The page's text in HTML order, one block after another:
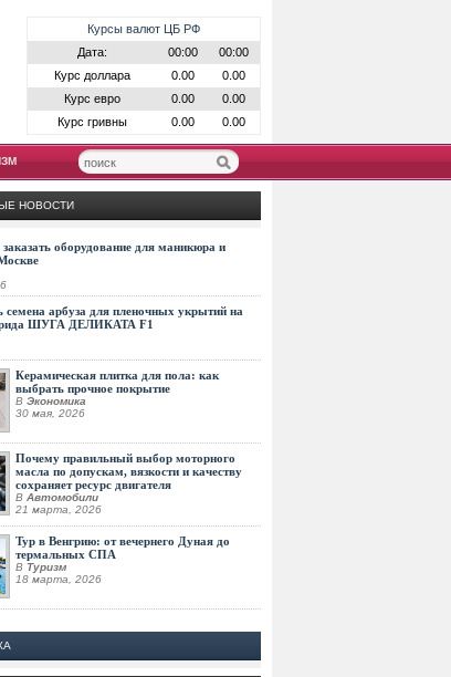
Курсы валют ЦБ РФ
Дата:
00:00
00:00
Курс доллара
0.00
0.00
Курс евро
0.00
0.00
Курс гривны
0.00 0.00
НОВОСТИ
оборудование для маникюра и
арбуза для пленочных укрытий на
ШУГА ДЕЛИКАТА F1
Керамическая плитка для пола: как
выбрать прочное покрытие
В Экономика
30 мая, 2026
Почему правильный выбор моторного
масла по допускам, вязкости и качеству
сохраняет ресурс двигателя
В Автомобили
21 марта, 2026
Тур в Венгрию: от вечернего Дуная до
термальных СПА
В Туризм
18 марта, 2026